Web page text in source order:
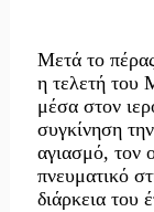
Μετά το
η τελετή του
μέσα στον
συγκίνηση
αγιασμό, τον
πνευματικό
διάρκεια του